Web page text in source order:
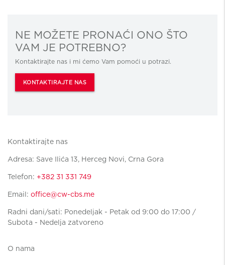
NE MOŽETE PRONAĆI ONO ŠTO
VAM JE POTREBNO?
Kontaktirajte nas i mi ćemo Vam pomoći u potrazi.
KONTAKTIRAJTE NAS
Kontaktirajte nas
Adresa: Save Ilića 13, Herceg Novi, Crna Gora
Telefon: +382 31 331 749
Email: office@cw-cbs.me
Radni dani/sati: Ponedeljak - Petak od 9:00 do 17:00 /
Subota - Nedelja zatvoreno
O nama